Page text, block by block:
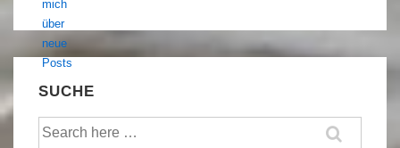
SUCHE
Suche